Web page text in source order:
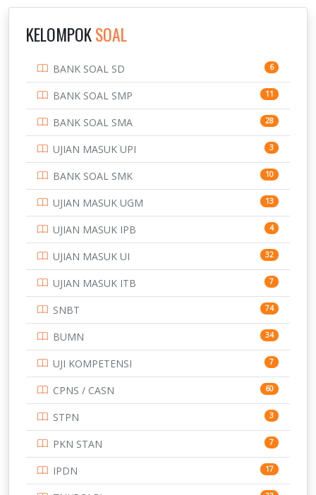
3
169
7
PTDI STTD 4
133
SMA 146
SMK 231
SMP 134
STIP 2
153
345
UNIVERSITAS AIRLANGGA 15
16
15
15
14
KELOMPOKSOAL
BANK SOAL SD 6
BANK SOAL SMP 11
BANK SOAL SMA 28
UJIAN MASUK UPI 3
BANK SOAL SMK 10
UJIAN MASUK UGM 13
UJIAN MASUK IPB 4
UJIAN MASUK UI 32
UJIAN MASUK ITB 7
SNBT 74
BUMN 34
UJI KOMPETENSI 7
CPNS / CASN 60
STPN 3
PKN STAN 7
IPDN 17